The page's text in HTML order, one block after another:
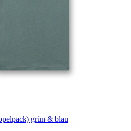
grün & blau